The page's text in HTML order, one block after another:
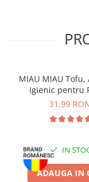
jucăria dacă este
MIAU MIAU
Igienic pentru
Lavandă,
31,99
IN
ADAUGA IN